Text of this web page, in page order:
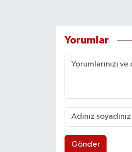
Yorumlar
Gönder